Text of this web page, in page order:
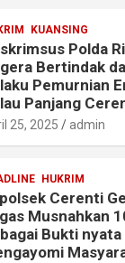
KUANSING
Polda
Bertindak
Pemurnian
Panjang
25, 2025 admin
HUKRIM
Cerenti
Musnahkan
Bukti nyata